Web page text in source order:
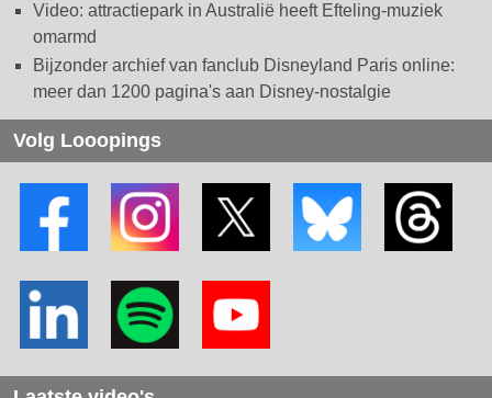
Video: attractiepark in Australië heeft Efteling-muziek
omarmd
Bijzonder archief van fanclub Disneyland Paris online:
meer dan 1200 pagina's aan Disney-nostalgie
Volg Looopings